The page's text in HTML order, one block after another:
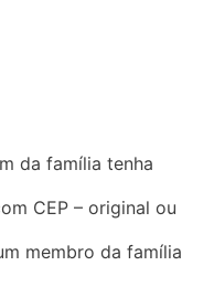
da família tenha
CEP – original ou
membro da família